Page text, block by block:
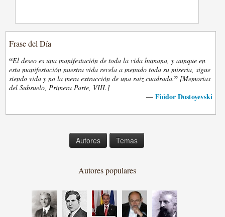
Frase del Día
“El deseo es una manifestación de toda la vida humana, y aunque en
esta manifestación nuestra vida revela a menudo toda su miseria, sigue
siendo vida y no la mera extracción de una raiz cuadrada.” [Memorias
del Subsuelo, Primera Parte, VIII.]
— Fiódor Dostoyevski
Autores Temas
Autores populares